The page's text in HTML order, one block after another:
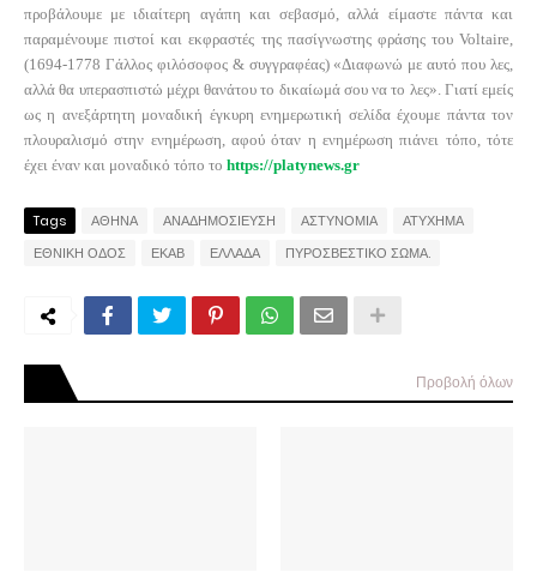
προβάλουμε με ιδιαίτερη αγάπη και σεβασμό, αλλά είμαστε πάντα και
παραμένουμε πιστοί και εκφραστές της πασίγνωστης φράσης του Voltaire,
(1694-1778 Γάλλος φιλόσοφος & συγγραφέας) «Διαφωνώ με αυτό που λες,
αλλά θα υπερασπιστώ μέχρι θανάτου το δικαίωμά σου να το λες». Γιατί εμείς
ως η ανεξάρτητη μοναδική έγκυρη ενημερωτική σελίδα έχουμε πάντα τον
πλουραλισμό στην ενημέρωση, αφού όταν η ενημέρωση πιάνει τόπο, τότε
έχει έναν και μοναδικό τόπο το https://platynews.gr
Tags ΑΘΗΝΑ ΑΝΑΔΗΜΟΣΙΕΥΣΗ ΑΣΤΥΝΟΜΙΑ
ΑΤΥΧΗΜΑ
ΕΘΝΙΚΗ ΟΔΟΣ
ΕΚΑΒ ΕΛΛΑΔΑ ΠΥΡΟΣΒΕΣΤΙΚΟ ΣΩΜΑ.
Προβολή όλων